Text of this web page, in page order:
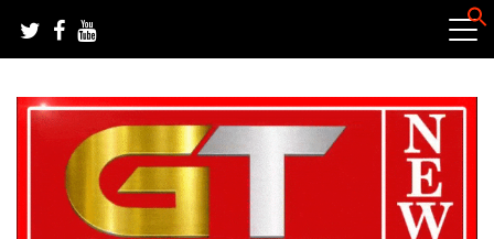
content